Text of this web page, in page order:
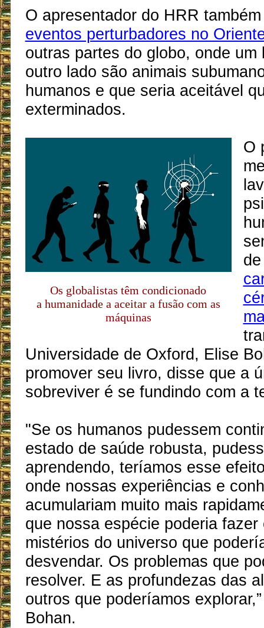
O apresentador do HRR
eventos perturbadores no
outras partes do globo, onde um
outro lado são animais
humanos e que seria aceitável
exterminados.
Os globalistas têm condicionado
a humanidade a aceitar a fusão com as
máquinas
O
de
Universidade de Oxford, Elise
promover seu livro, disse que a
sobreviver é se fundindo com a
"Se os humanos pudessem
estado de saúde robusta,
aprendendo, teríamos esse
onde nossas experiências e
acumulariam muito mais
que nossa espécie poderia
mistérios do universo que
desvendar. Os problemas que
resolver. E as profundezas das
outros que poderíamos
Bohan.